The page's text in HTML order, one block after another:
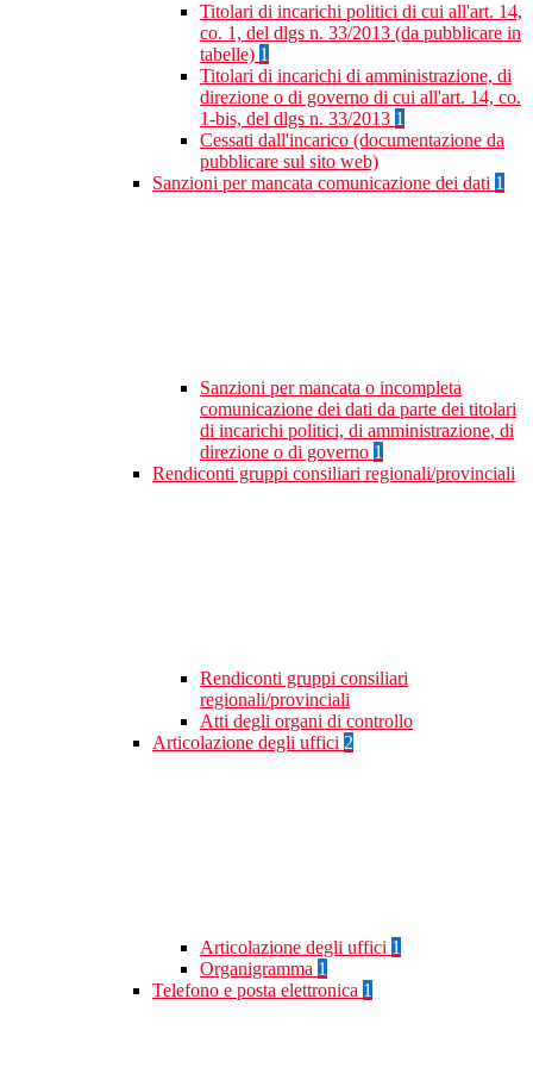
Titolari di incarichi politici di cui all'art. 14,
co. 1, del dlgs n. 33/2013 (da pubblicare in
tabelle) 1
Titolari di incarichi di amministrazione, di
direzione o di governo di cui all'art. 14, co.
1-bis, del dlgs n. 33/2013 1
Cessati dall'incarico (documentazione da
pubblicare sul sito web)
Sanzioni per mancata comunicazione dei dati 1
Sanzioni per mancata o incompleta
comunicazione dei dati da parte dei titolari
di incarichi politici, di amministrazione, di
direzione o di governo 1
Rendiconti gruppi consiliari regionali/provinciali
Rendiconti gruppi consiliari
regionali/provinciali
Atti degli organi di controllo
Articolazione degli uffici 2
Articolazione degli uffici 1
Organigramma 1
Telefono e posta elettronica 1